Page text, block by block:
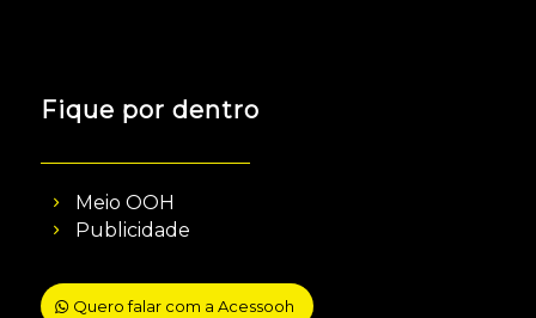
Fique por dentro
Meio OOH
Publicidade
Quero falar com a Acessooh